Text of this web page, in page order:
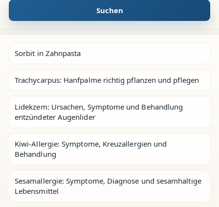
Suchen
Sorbit in Zahnpasta
Trachycarpus: Hanfpalme richtig pflanzen und pflegen
Lidekzem: Ursachen, Symptome und Behandlung
entzündeter Augenlider
Kiwi-Allergie: Symptome, Kreuzallergien und
Behandlung
Sesamallergie: Symptome, Diagnose und sesamhaltige
Lebensmittel